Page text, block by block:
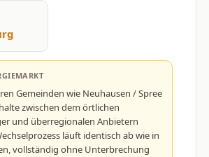
Gemeinden wie Neuhausen / Spree
zwischen dem örtlichen
und überregionalen Anbietern
läuft identisch ab wie in
vollständig ohne Unterbrechung